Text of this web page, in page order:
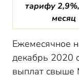
тарифу
месяц
Ежемесячное
декабрь 2020
выплат